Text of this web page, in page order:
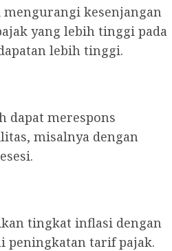
kesenjangan
yang lebih tinggi pada
lebih tinggi.
dapat merespons
misalnya dengan
tingkat inflasi dengan
peningkatan tarif pajak.